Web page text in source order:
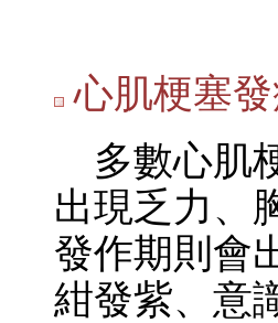
心肌梗塞
多數心肌
出現乏力、
發作期則會
紺發紫、意